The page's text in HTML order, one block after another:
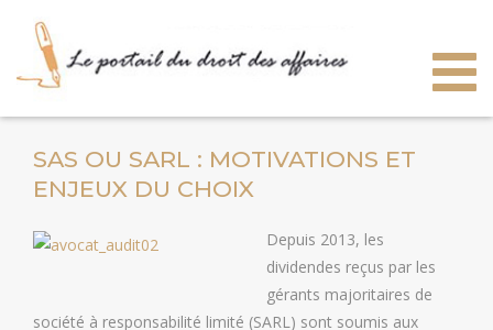
SAS OU SARL : MOTIVATIONS ET
ENJEUX DU CHOIX
Depuis 2013, les
dividendes reçus par les
gérants majoritaires de
société à responsabilité limité (SARL) sont soumis aux